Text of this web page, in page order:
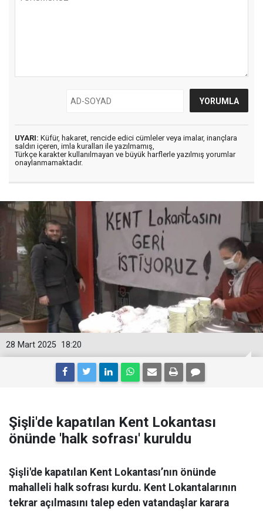
UYARI: Küfür, hakaret, rencide edici cümleler veya imalar, inançlara
saldırı içeren, imla kuralları ile yazılmamış,
Türkçe karakter kullanılmayan ve büyük harflerle yazılmış yorumlar
onaylanmamaktadır.
18:20
28 Mart 2025
Şişli'de kapatılan Kent Lokantası
önünde 'halk sofrası' kuruldu
Şişli'de kapatılan Kent Lokantası’nın önünde
mahalleli halk sofrası kurdu. Kent Lokantalarının
tekrar açılmasını talep eden vatandaşlar karara